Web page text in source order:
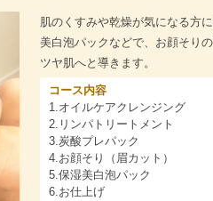
肌のくすみや乾燥が気になる方
美白泡パックなどで、お顔そり
ツヤ肌へと導きます。
コース内容
1.オイルケアクレンジング
2.リンパトリートメント
3.炭酸プレパック
4.お顔そり（眉カット）
5.保湿美白泡パック
6.お仕上げ